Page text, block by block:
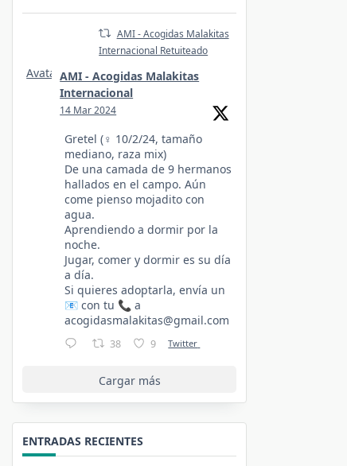
AMI - Acogidas Malakitas
Internacional Retuiteado
AvatarAMI - Acogidas Malakitas
Internacional
14 Mar 2024
Gretel (♀️ 10/2/24, tamaño
mediano, raza mix)
De una camada de 9 hermanos
hallados en el campo. Aún
come pienso mojadito con
agua.
Aprendiendo a dormir por la
noche.
Jugar, comer y dormir es su día
a día.
Si quieres adoptarla, envía un
📧 con tu 📞 a
acogidasmalakitas@gmail.com
38 9 Twitter
Cargar más
ENTRADAS RECIENTES